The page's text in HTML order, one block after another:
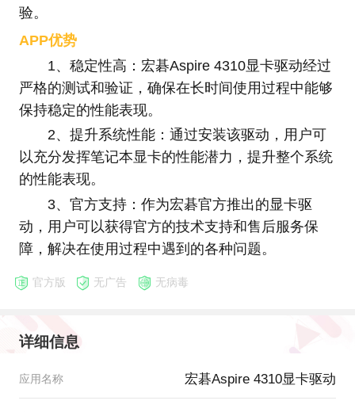
验。
APP优势
1、稳定性高：宏碁Aspire 4310显卡驱动经过
严格的测试和验证，确保在长时间使用过程中能够
保持稳定的性能表现。
2、提升系统性能：通过安装该驱动，用户可
以充分发挥笔记本显卡的性能潜力，提升整个系统
的性能表现。
3、官方支持：作为宏碁官方推出的显卡驱
动，用户可以获得官方的技术支持和售后服务保
障，解决在使用过程中遇到的各种问题。
官方版 无广告 无病毒
详细信息
应用名称 宏碁Aspire 4310显卡驱动